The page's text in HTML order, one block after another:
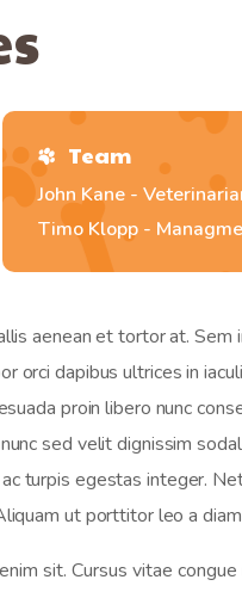
Team
John Kane -
Timo Klopp -
aenean et tortor at.
orci dapibus ultrices in
proin libero nunc
sed velit dignissim
turpis egestas integer.
ut porttitor leo a
sit. Cursus vitae